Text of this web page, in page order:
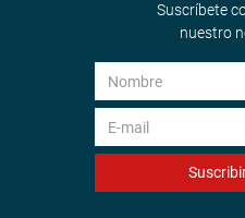
Suscríbete
nuestro